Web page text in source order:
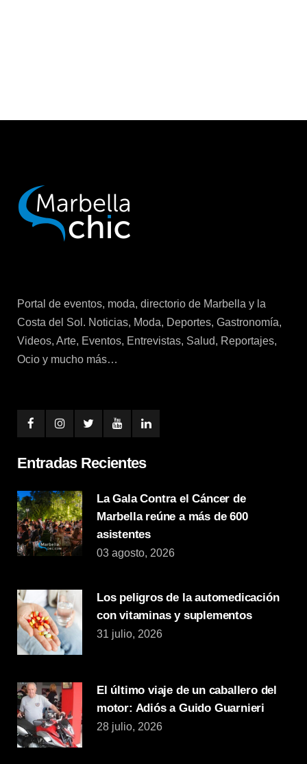
Portal de eventos, moda, directorio de Marbella y la
Costa del Sol. Noticias, Moda, Deportes, Gastronomía,
Videos, Arte, Eventos, Entrevistas, Salud, Reportajes,
Ocio y mucho más…
Entradas Recientes
La Gala Contra el Cáncer de
Marbella reúne a más de 600
asistentes
03 agosto, 2026
Los peligros de la automedicación
con vitaminas y suplementos
31 julio, 2026
El último viaje de un caballero del
motor: Adiós a Guido Guarnieri
28 julio, 2026